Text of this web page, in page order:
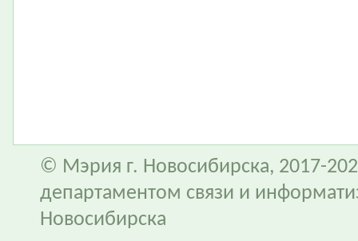
© Мэрия г. Новосибирска, 2017-
департаментом связи и
Новосибирска